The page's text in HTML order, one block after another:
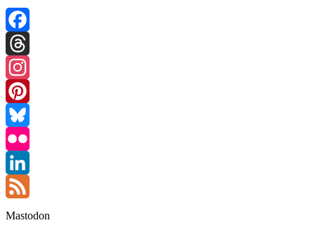
Facebook
Threads
Instagram
Pinterest
Bluesky
Flickr
LinkedIn
Feed
Mastodon